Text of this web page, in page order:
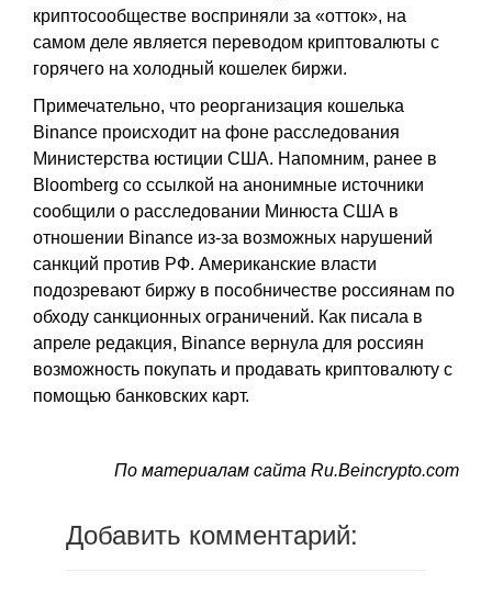
криптосообществе восприняли за «отток», на
самом деле является переводом криптовалюты с
горячего на холодный кошелек биржи.
Примечательно, что реорганизация кошелька
Binance происходит на фоне расследования
Министерства юстиции США. Напомним, ранее в
Bloomberg со ссылкой на анонимные источники
сообщили о расследовании Минюста США в
отношении Binance из-за возможных нарушений
санкций против РФ. Американские власти
подозревают биржу в пособничестве россиянам по
обходу санкционных ограничений. Как писала в
апреле редакция, Binance вернула для россиян
возможность покупать и продавать криптовалюту с
помощью банковских карт.
По материалам сайта Ru.Beincrypto.com
Добавить комментарий: